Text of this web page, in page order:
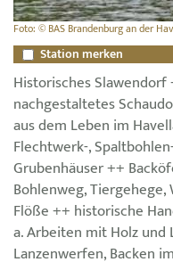
Foto: © BAS Brandenburg an der
Station merken
Historisches
nachgestaltetes
aus dem Leben im
Flechtwerk-,
Grubenhäuser ++
Bohlenweg,
Flöße ++ historische
a. Arbeiten mit Holz und
Lanzenwerfen, Backen